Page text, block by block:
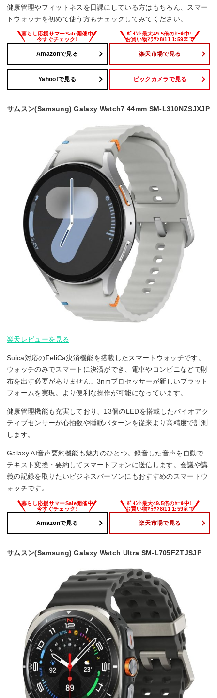
健康管理やフィットネスを日課にしている方はもちろん、スマー
トウォッチを初めて使う方もチェックしてみてください。
Amazonで見る 楽天市場で見る
Yahoo!で見る ビックカメラで見る
サムスン(Samsung) Galaxy Watch7 44mm SM-L310NZSJXJP
楽天レビューを見る
Suica対応のFeliCa決済機能を搭載したスマートウォッチです。
ウォッチのみでスマートに決済ができ、電車やコンビニなどで財
布を出す必要がありません。3nmプロセッサーが新しいプラット
フォームを実現。より便利な操作が可能になっています。
健康管理機能も充実しており、13個のLEDを搭載したバイオアク
ティブセンサーが心拍数や睡眠パターンを従来より高精度で計測
します。
Galaxy AI音声要約機能も魅力のひとつ。録音した音声を自動で
テキスト変換・要約してスマートフォンに送信します。会議や講
義の記録を取りたいビジネスパーソンにもおすすめのスマートウ
ォッチです。
Amazonで見る 楽天市場で見る
サムスン(Samsung) Galaxy Watch Ultra SM-L705FZTJSJP